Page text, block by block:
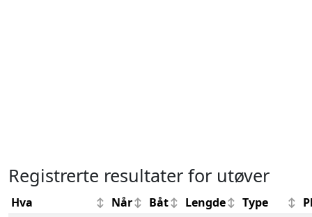
Registrerte resultater for utøver
Hva Når Båt Lengde Type